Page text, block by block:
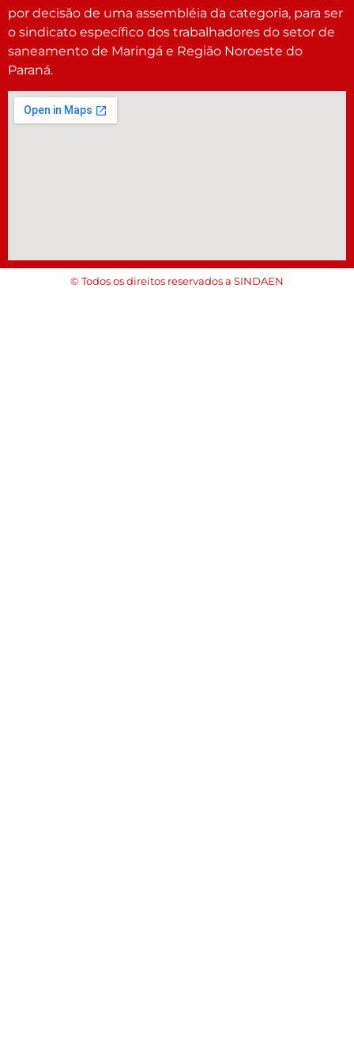
por decisão de uma assembléia da categoria, para ser
o sindicato específico dos trabalhadores do setor de
saneamento de Maringá e Região Noroeste do
Paraná.
© Todos os direitos reservados a SINDAEN